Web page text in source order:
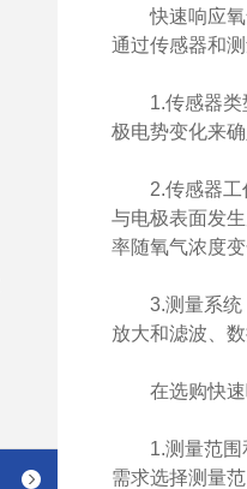
快速响应氧气
通过传感器和
1.传感器类型
极电势变化来
2.传感器工作
与电极表面发
率随氧气浓度
3.测量系统：
放大和滤波、
在选购快速
1.测量范围和
需求选择测量